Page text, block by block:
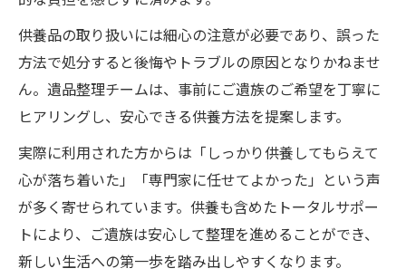
供養品の取り扱いには細心の注意が必要であり、誤った
方法で処分すると後悔やトラブルの原因となりかねませ
ん。遺品整理チームは、事前にご遺族のご希望を丁寧に
ヒアリングし、安心できる供養方法を提案します。
実際に利用された方からは「しっかり供養してもらえて
心が落ち着いた」「専門家に任せてよかった」という声
が多く寄せられています。供養も含めたトータルサポー
トにより、ご遺族は安心して整理を進めることができ、
新しい生活への第一歩を踏み出しやすくなります。